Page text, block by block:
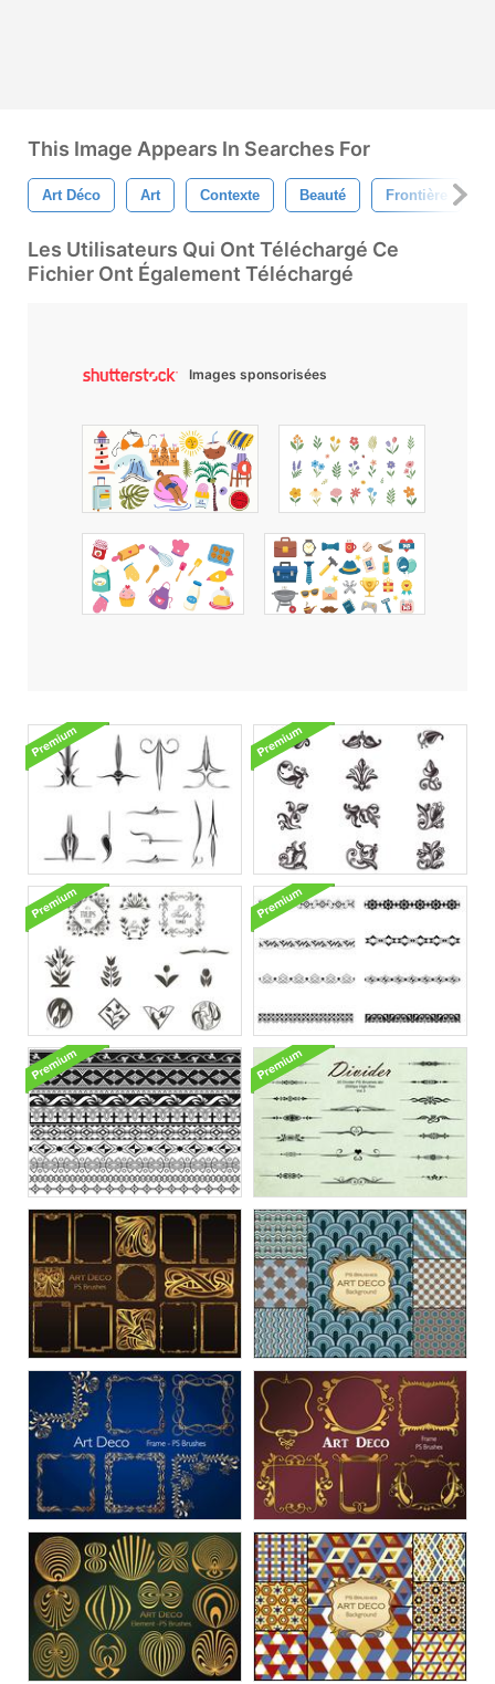
This Image Appears In Searches For
Art Déco Art Contexte Beauté Frontière
Les Utilisateurs Qui Ont Téléchargé Ce
Fichier Ont Également Téléchargé
Images sponsorisées